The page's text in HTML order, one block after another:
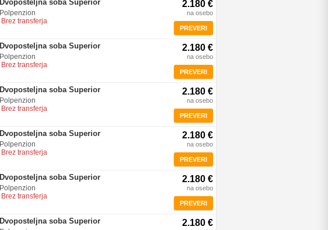
Dvoposteljna soba Superior
Polpenzion
Brez transferja
2.180 €
na osebo
PREVERI
Dvoposteljna soba Superior
Polpenzion
Brez transferja
2.180 €
na osebo
PREVERI
Dvoposteljna soba Superior
Polpenzion
Brez transferja
2.180 €
na osebo
PREVERI
Dvoposteljna soba Superior
Polpenzion
Brez transferja
2.180 €
na osebo
PREVERI
Dvoposteljna soba Superior
Polpenzion
Brez transferja
2.180 €
na osebo
PREVERI
Dvoposteljna soba Superior 2.180 €